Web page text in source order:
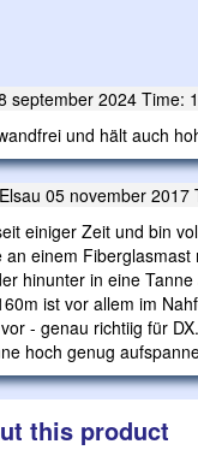
september 2024 Time:
und hält auch
05 november 2017
einiger Zeit und bin
einem
hinunter in eine
ist vor allem im
- genau richtiig für DX.
hoch genug
this product